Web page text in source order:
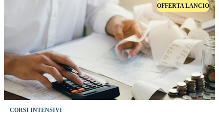
OFFERTA LANCIO
CORSI INTENSIVI